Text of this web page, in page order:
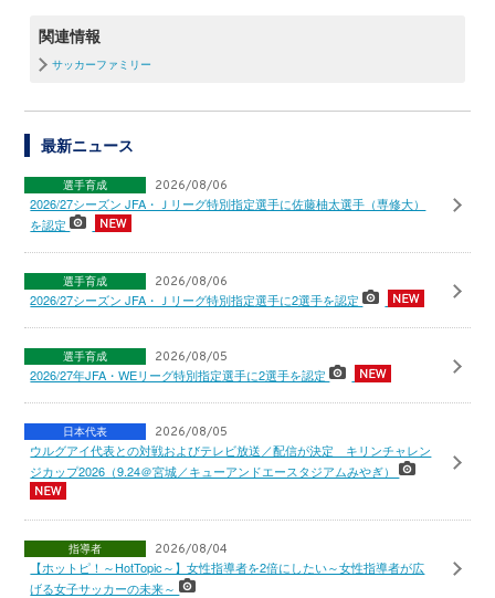
関連情報
サッカーファミリー
最新ニュース
選手育成 2026/08/06
2026/27シーズン JFA・Ｊリーグ特別指定選手に佐藤柚太選手（専修大）
を認定
選手育成 2026/08/06
2026/27シーズン JFA・Ｊリーグ特別指定選手に2選手を認定
選手育成 2026/08/05
2026/27年JFA・WEリーグ特別指定選手に2選手を認定
日本代表 2026/08/05
ウルグアイ代表との対戦およびテレビ放送／配信が決定 キリンチャレン
ジカップ2026（9.24＠宮城／キューアンドエースタジアムみやぎ）
指導者 2026/08/04
【ホットピ！～HotTopic～】女性指導者を2倍にしたい～女性指導者が広
げる女子サッカーの未来～